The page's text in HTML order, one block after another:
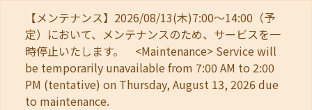
【メンテナンス】2026/08/13(木)7:00～14:00（予
定）において、メンテナンスのため、サービスを一
時停止いたします。 <Maintenance> Service will
be temporarily unavailable from 7:00 AM to 2:00
PM (tentative) on Thursday, August 13, 2026 due
to maintenance.